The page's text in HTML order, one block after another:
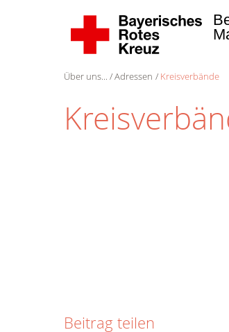
Über uns... Adressen Kreisverbände
Beitrag teilen